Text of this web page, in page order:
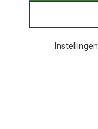
Instellingen